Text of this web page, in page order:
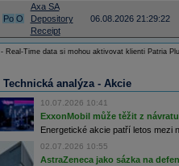
Po O
Axa SA
Depository
Receipt
06.08.2026 21:29:22
- Real-Time data si mohou aktivovat klienti Patria
Technická analýza - Akcie
10.07.2026 10:41
ExxonMobil může těžit z
Energetické akcie patří letos mezi
02.07.2026 10:55
AstraZeneca jako sázka na